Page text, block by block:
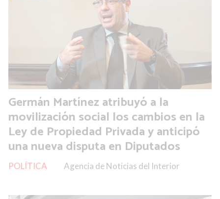
Germán Martínez atribuyó a la
movilización social los cambios en la
Ley de Propiedad Privada y anticipó
una nueva disputa en Diputados
Agencia de Noticias del Interior
POLÍTICA